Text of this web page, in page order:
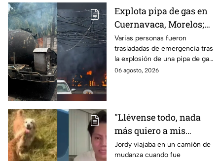
Explota pipa de gas en
Cuernavaca, Morelos;
se reportan más de 20
personas con
quemaduras
Varias personas fueron
trasladadas de emergencia tras
la explosión de una pipa de gas
cerca de la colonia Las
06 agosto, 2026
"Llévense todo, nada
más quiero a mis
perritas": Asaltan a un
joven, vacían sus
Jordy viajaba en un camión de
mudanza cuando fue